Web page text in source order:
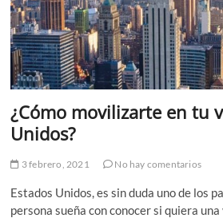
¿Cómo movilizarte en tu
Unidos?
3 febrero, 2021 No hay comentarios
Estados Unidos, es sin duda uno de los
persona sueña con conocer si quiera